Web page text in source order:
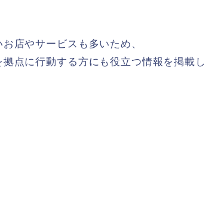
店やサービスも多いため、
点に行動する方にも役立つ情報を掲載し